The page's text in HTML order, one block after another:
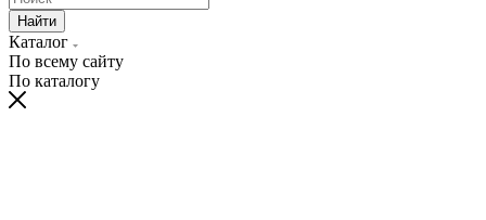
Найти
Каталог
По всему сайту
По каталогу